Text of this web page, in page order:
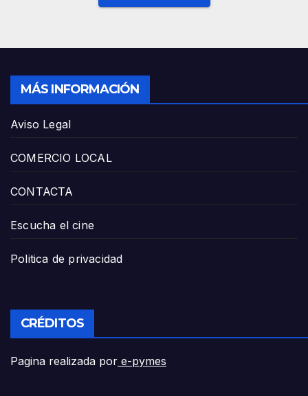
MÁS INFORMACIÓN
Aviso Legal
COMERCIO LOCAL
CONTACTA
Escucha el cine
Politica de privacidad
CRÉDITOS
Pagina realizada por e-pymes